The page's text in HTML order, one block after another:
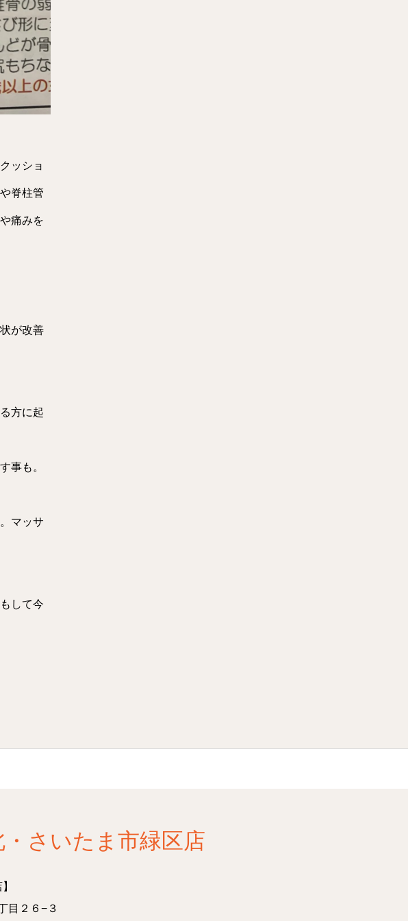
ッショ
脊柱管
痛みを
が改善
方に起
事も。
マッサ
して今
さいたま市緑区店
目２６−３